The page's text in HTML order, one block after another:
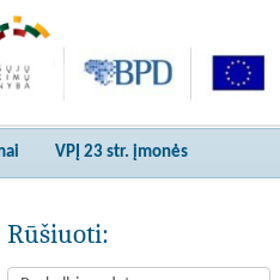
VPĮ 23 str. įmonės
Rūšiuoti: